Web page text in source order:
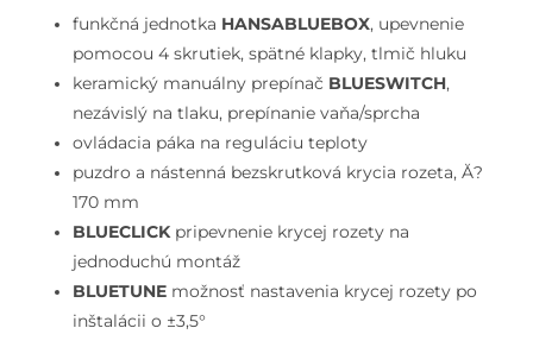
funkčná jednotka HANSABLUEBOX, upevnenie
pomocou 4 skrutiek, spätné klapky, tlmič hluku
keramický manuálny prepínač BLUESWITCH,
nezávislý na tlaku, prepínanie vaňa/sprcha
ovládacia páka na reguláciu teploty
puzdro a nástenná bezskrutková krycia rozeta, Ă?
170 mm
BLUECLICK pripevnenie krycej rozety na
jednoduchú montáž
BLUETUNE možnosť nastavenia krycej rozety po
inštalácii o ±3,5°